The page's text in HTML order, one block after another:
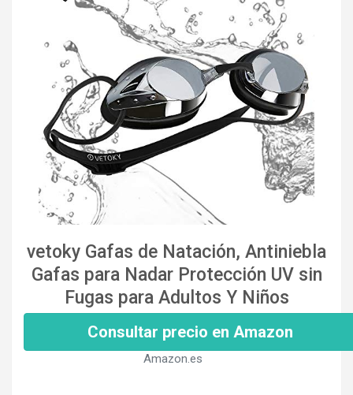
vetoky Gafas de Natación, Antiniebla
Gafas para Nadar Protección UV sin
Fugas para Adultos Y Niños
Consultar precio en Amazon
Amazon.es